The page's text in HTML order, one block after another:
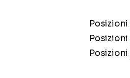
Posizioni
Posizioni
Posizioni